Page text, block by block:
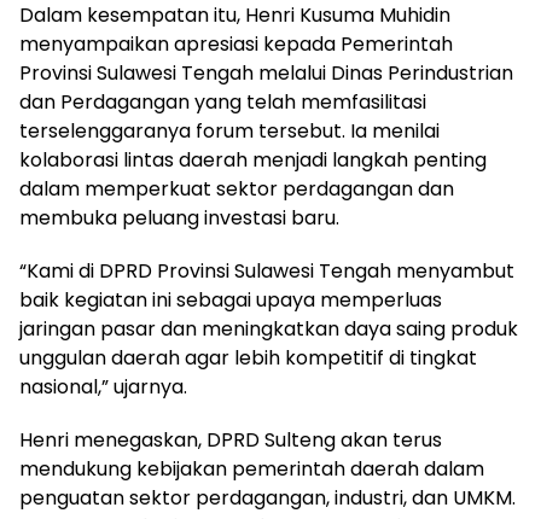
Dalam kesempatan itu, Henri Kusuma Muhidin
menyampaikan apresiasi kepada Pemerintah
Provinsi Sulawesi Tengah melalui Dinas Perindustrian
dan Perdagangan yang telah memfasilitasi
terselenggaranya forum tersebut. Ia menilai
kolaborasi lintas daerah menjadi langkah penting
dalam memperkuat sektor perdagangan dan
membuka peluang investasi baru.
“Kami di DPRD Provinsi Sulawesi Tengah menyambut
baik kegiatan ini sebagai upaya memperluas
jaringan pasar dan meningkatkan daya saing produk
unggulan daerah agar lebih kompetitif di tingkat
nasional,” ujarnya.
Henri menegaskan, DPRD Sulteng akan terus
mendukung kebijakan pemerintah daerah dalam
penguatan sektor perdagangan, industri, dan UMKM.